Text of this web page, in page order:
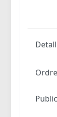
Detall
Ordre